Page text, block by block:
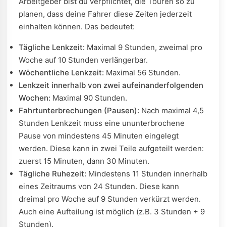
planen, dass deine Fahrer diese Zeiten jederzeit
einhalten können. Das bedeutet:
Tägliche Lenkzeit: Maximal 9 Stunden, zweimal pro
Woche auf 10 Stunden verlängerbar.
Wöchentliche Lenkzeit: Maximal 56 Stunden.
Lenkzeit innerhalb von zwei aufeinanderfolgenden
Wochen: Maximal 90 Stunden.
Fahrtunterbrechungen (Pausen): Nach maximal 4,5
Stunden Lenkzeit muss eine ununterbrochene
Pause von mindestens 45 Minuten eingelegt
werden. Diese kann in zwei Teile aufgeteilt werden:
zuerst 15 Minuten, dann 30 Minuten.
Tägliche Ruhezeit: Mindestens 11 Stunden innerhalb
eines Zeitraums von 24 Stunden. Diese kann
dreimal pro Woche auf 9 Stunden verkürzt werden.
Auch eine Aufteilung ist möglich (z.B. 3 Stunden + 9
Stunden).